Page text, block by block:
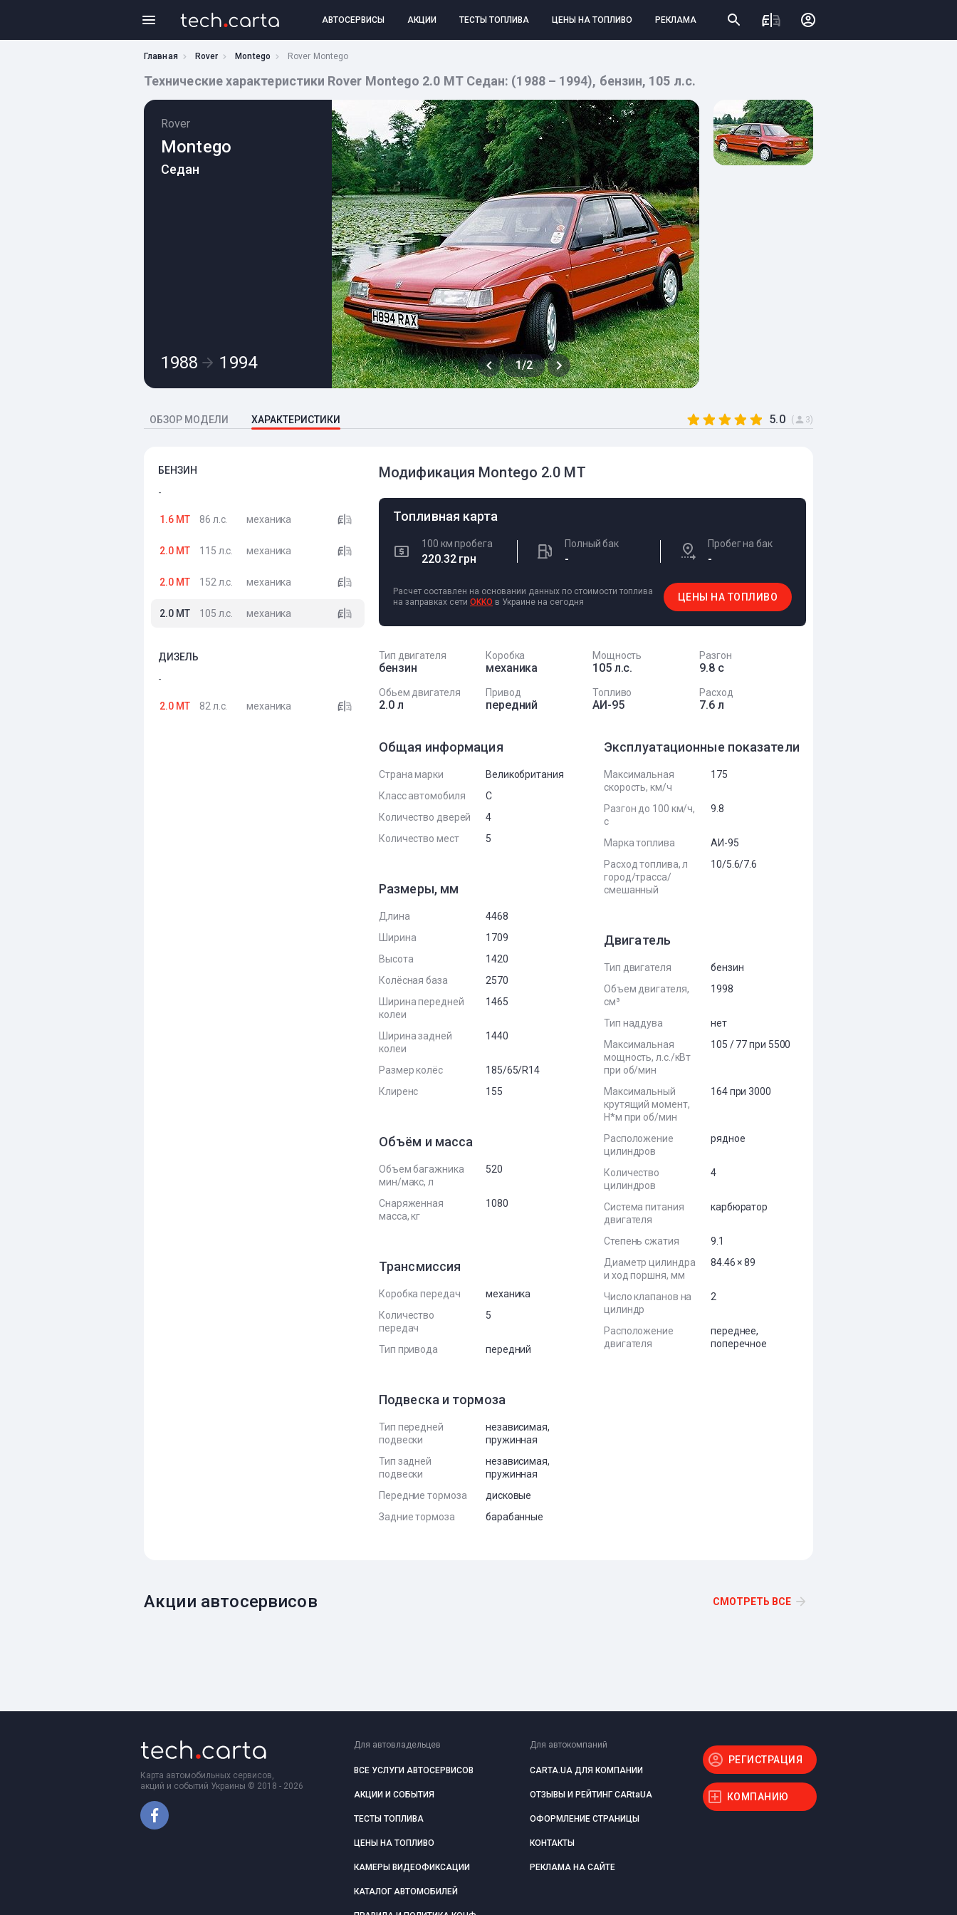
АВТОСЕРВИСЫ АКЦИИ ТЕСТЫ ТОПЛИВА ЦЕНЫ НА ТОПЛИВО РЕКЛАМА
Главная Rover Montego Rover Montego
Технические характеристики Rover Montego 2.0 MT Седан: (1988 – 1994), бензин, 105 л.с.
Rover
Montego
Седан
1988 1994 1/2
ОБЗОР МОДЕЛИ ХАРАКТЕРИСТИКИ 5.0 ( 3)
БЕНЗИН
-
1.6 MT 86 л.с. механика
2.0 MT 115 л.с. механика
2.0 MT 152 л.с. механика
2.0 MT 105 л.с. механика
ДИЗЕЛЬ
-
2.0 MT 82 л.с. механика
Модификация Montego 2.0 MT
Топливная карта
100 км пробега
220.32 грн
Полный бак
-
Пробег на бак
-
Расчет составлен на основании данных по стоимости топлива
на заправках сети OKKO в Украине на сегодня ЦЕНЫ НА ТОПЛИВО
Тип двигателя
бензин
Коробка
механика
Мощность
105 л.с.
Разгон
9.8 с
Обьем двигателя
2.0 л
Привод
передний
Топливо
АИ-95
Расход
7.6 л
Общая информация
Страна марки
Великобритания
Класс автомобиля
C
Количество дверей
4
Количество мест
5
Размеры, мм
Длина
4468
Ширина
1709
Высота
1420
Колёсная база
2570
Ширина передней
колеи
1465
Ширина задней
колеи
1440
Размер колёс
185/65/R14
Клиренс
155
Объём и масса
Объем багажника
мин/макс, л
520
Снаряженная
масса, кг
1080
Трансмиссия
Коробка передач
механика
Количество
передач
5
Тип привода передний
Подвеска и тормоза
Тип передней
подвески
независимая,
пружинная
Тип задней
подвески
независимая,
пружинная
Передние тормоза
дисковые
Задние тормоза
барабанные
Эксплуатационные показатели
Максимальная
скорость, км/ч
175
Разгон до 100 км/ч,
с
9.8
Марка топлива
АИ-95
Расход топлива, л
город/трасса/
смешанный
10/5.6/7.6
Двигатель
Тип двигателя
бензин
Объем двигателя,
см³
1998
Тип наддува
нет
Максимальная
мощность, л.с./кВт
при об/мин
105 / 77 при 5500
Максимальный
крутящий момент,
Н*м при об/мин
164 при 3000
Расположение
цилиндров
рядное
Количество
цилиндров
4
Система питания
двигателя
карбюратор
Степень сжатия
9.1
Диаметр цилиндра
и ход поршня, мм
84.46 × 89
Число клапанов на
цилиндр
2
Расположение
двигателя
переднее,
поперечное
Акции автосервисов СМОТРЕТЬ ВСЕ
Карта автомобильных сервисов,
акций и событий Украины © 2018 - 2026
Для автовладельцев
ВСЕ УСЛУГИ АВТОСЕРВИСОВ
АКЦИИ И СОБЫТИЯ
ТЕСТЫ ТОПЛИВА
ЦЕНЫ НА ТОПЛИВО
КАМЕРЫ ВИДЕОФИКСАЦИИ
КАТАЛОГ АВТОМОБИЛЕЙ
Для автокомпаний
CARTA.UA ДЛЯ КОМПАНИИ
ОТЗЫВЫ И РЕЙТИНГ CARtaUA
ОФОРМЛЕНИЕ СТРАНИЦЫ
КОНТАКТЫ
РЕКЛАМА НА САЙТЕ
РЕГИСТРАЦИЯ
КОМПАНИЮ